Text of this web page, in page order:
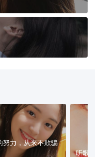
努力，从来不欺骗
听歌